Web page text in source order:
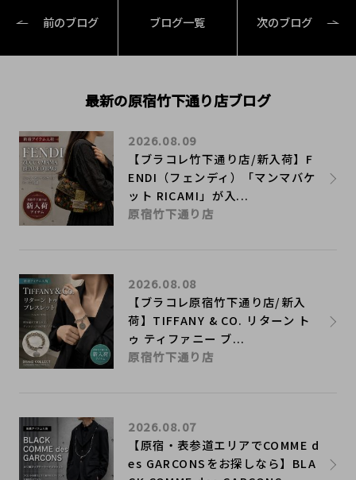
前のブログ ブログ一覧 次のブログ
最新の原宿竹下通り店ブログ
【ブラコレ竹下通り店/新入荷】F
ENDI（フェンディ）「マンマバケ
ット RICAMI」が入...
2026.08.09
原宿竹下通り店
【ブラコレ原宿竹下通り店/新入
荷】TIFFANY & CO. リターン ト
ゥ ティファニー ブ...
2026.08.08
原宿竹下通り店
【原宿・表参道エリアでCOMME d
es GARCONSをお探しなら】BLA
2026.08.07